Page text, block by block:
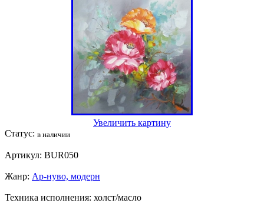
Увеличить картину
Статус: в наличии
Артикул: BUR050
Жанр: Ар-нуво, модерн
Техника исполнения: холст/масло